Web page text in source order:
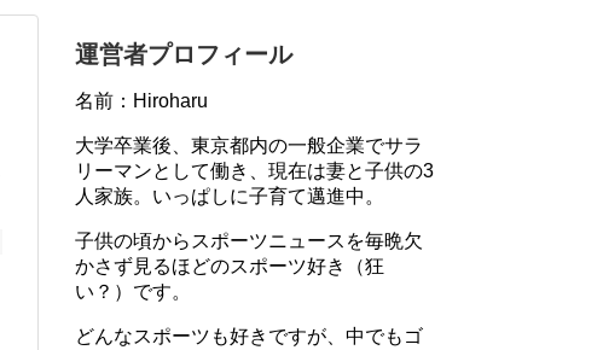
運営者プロフィール
名前：Hiroharu
大学卒業後、東京都内の一般企業でサラ
リーマンとして働き、現在は妻と子供の3
人家族。いっぱしに子育て邁進中。
子供の頃からスポーツニュースを毎晩欠
かさず見るほどのスポーツ好き（狂
い？）です。
どんなスポーツも好きですが、中でもゴ